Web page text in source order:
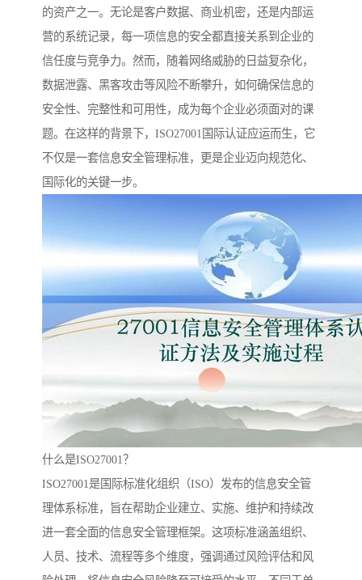
的资产之一。无论是客户数据、商业机密，还是内部运
营的系统记录，每一项信息的安全都直接关系到企业的
信任度与竞争力。然而，随着网络威胁的日益复杂化，
数据泄露、黑客攻击等风险不断攀升，如何确保信息的
安全性、完整性和可用性，成为每个企业必须面对的课
题。在这样的背景下，ISO27001国际认证应运而生，它
不仅是一套信息安全管理标准，更是企业迈向规范化、
国际化的关键一步。
什么是ISO27001？
ISO27001是国际标准化组织（ISO）发布的信息安全管
理体系标准，旨在帮助企业建立、实施、维护和持续改
进一套全面的信息安全管理框架。这项标准涵盖组织、
人员、技术、流程等多个维度，强调通过风险评估和风